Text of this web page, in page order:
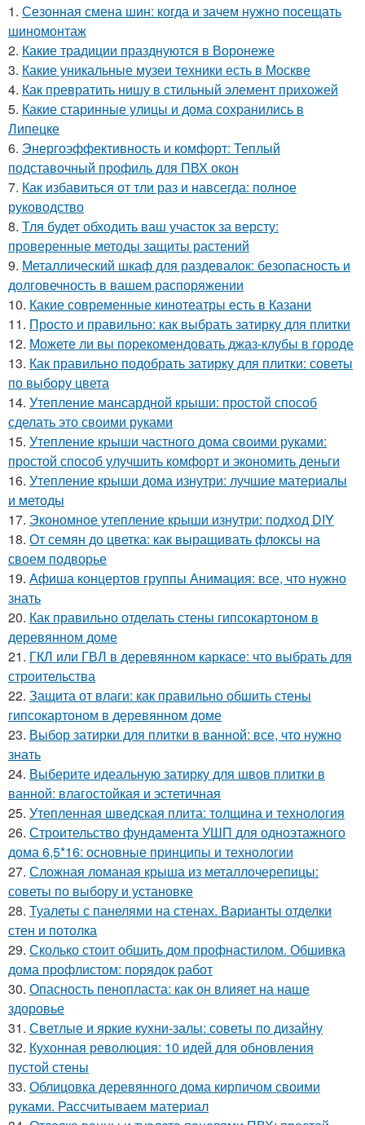
1. Сезонная смена шин: когда и зачем нужно посещать
шиномонтаж
2. Какие традиции празднуются в Воронеже
3. Какие уникальные музеи техники есть в Москве
4. Как превратить нишу в стильный элемент прихожей
5. Какие старинные улицы и дома сохранились в
Липецке
6. Энергоэффективность и комфорт: Теплый
подставочный профиль для ПВХ окон
7. Как избавиться от тли раз и навсегда: полное
руководство
8. Тля будет обходить ваш участок за версту:
проверенные методы защиты растений
9. Металлический шкаф для раздевалок: безопасность и
долговечность в вашем распоряжении
10. Какие современные кинотеатры есть в Казани
11. Просто и правильно: как выбрать затирку для плитки
12. Можете ли вы порекомендовать джаз-клубы в городе
13. Как правильно подобрать затирку для плитки: советы
по выбору цвета
14. Утепление мансардной крыши: простой способ
сделать это своими руками
15. Утепление крыши частного дома своими руками:
простой способ улучшить комфорт и экономить деньги
16. Утепление крыши дома изнутри: лучшие материалы
и методы
17. Экономное утепление крыши изнутри: подход DIY
18. От семян до цветка: как выращивать флоксы на
своем подворье
19. Афиша концертов группы Анимация: все, что нужно
знать
20. Как правильно отделать стены гипсокартоном в
деревянном доме
21. ГКЛ или ГВЛ в деревянном каркасе: что выбрать для
строительства
22. Защита от влаги: как правильно обшить стены
гипсокартоном в деревянном доме
23. Выбор затирки для плитки в ванной: все, что нужно
знать
24. Выберите идеальную затирку для швов плитки в
ванной: влагостойкая и эстетичная
25. Утепленная шведская плита: толщина и технология
26. Строительство фундамента УШП для одноэтажного
дома 6,5*16: основные принципы и технологии
27. Сложная ломаная крыша из металлочерепицы:
советы по выбору и установке
28. Туалеты с панелями на стенах. Варианты отделки
стен и потолка
29. Сколько стоит обшить дом профнастилом. Обшивка
дома профлистом: порядок работ
30. Опасность пенопласта: как он влияет на наше
здоровье
31. Светлые и яркие кухни-залы: советы по дизайну
32. Кухонная революция: 10 идей для обновления
пустой стены
33. Облицовка деревянного дома кирпичом своими
руками. Рассчитываем материал